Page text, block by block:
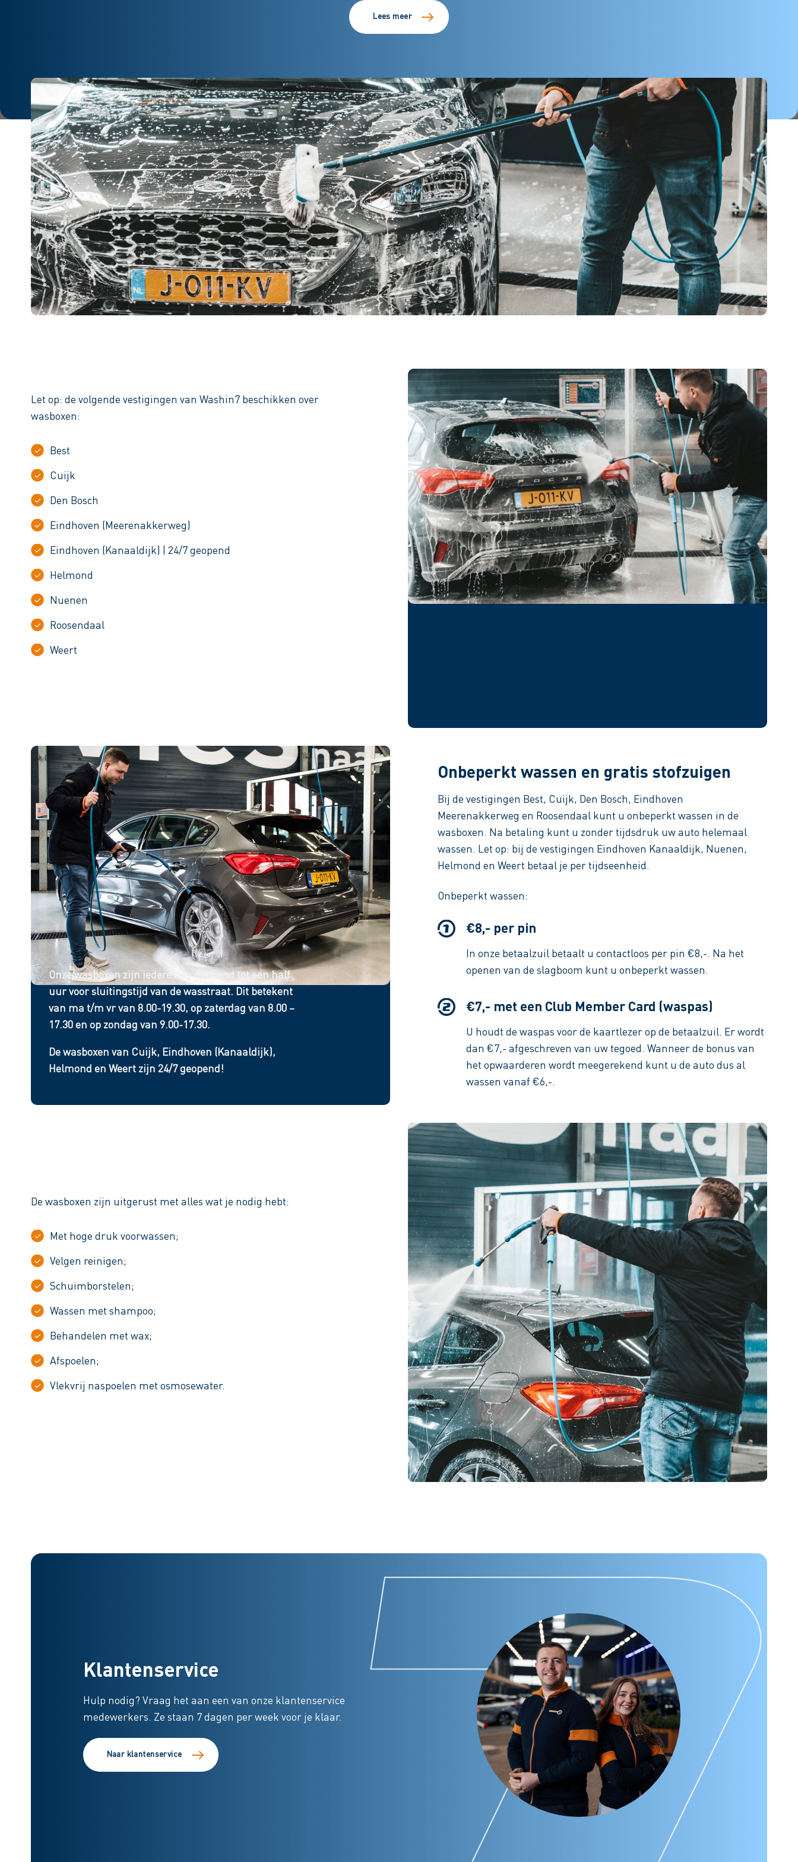
Lees meer
Let op: de volgende vestigingen van Washin7 beschikken over
wasboxen:
Best
Cuijk
Den Bosch
Eindhoven (Meerenakkerweg)
Eindhoven (Kanaaldijk) | 24/7 geopend
Helmond
Nuenen
Roosendaal
Weert
Onze wasboxen zijn iedere dag geopend tot een half
uur voor sluitingstijd van de wasstraat. Dit betekent
van ma t/m vr van 8.00-19.30, op zaterdag van 8.00 –
17.30 en op zondag van 9.00-17.30.
De wasboxen van Cuijk, Eindhoven (Kanaaldijk),
Helmond en Weert zijn 24/7 geopend!
Onbeperkt wassen en gratis stofzuigen
Bij de vestigingen Best, Cuijk, Den Bosch, Eindhoven
Meerenakkerweg en Roosendaal kunt u onbeperkt wassen in de
wasboxen. Na betaling kunt u zonder tijdsdruk uw auto helemaal
wassen. Let op: bij de vestigingen Eindhoven Kanaaldijk, Nuenen,
Helmond en Weert betaal je per tijdseenheid.
Onbeperkt wassen:
€8,- per pin
In onze betaalzuil betaalt u contactloos per pin €8,-. Na het
openen van de slagboom kunt u onbeperkt wassen.
€7,- met een Club Member Card (waspas)
U houdt de waspas voor de kaartlezer op de betaalzuil. Er wordt
dan €7,- afgeschreven van uw tegoed. Wanneer de bonus van
het opwaarderen wordt meegerekend kunt u de auto dus al
wassen vanaf €6,-.
De wasboxen zijn uitgerust met alles wat je nodig hebt:
Met hoge druk voorwassen;
Velgen reinigen;
Schuimborstelen;
Wassen met shampoo;
Behandelen met wax;
Afspoelen;
Vlekvrij naspoelen met osmosewater.
Klantenservice
Hulp nodig? Vraag het aan een van onze klantenservice
medewerkers. Ze staan 7 dagen per week voor je klaar.
Naar klantenservice